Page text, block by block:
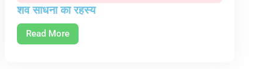
शव साधना का रहस्य
Read More